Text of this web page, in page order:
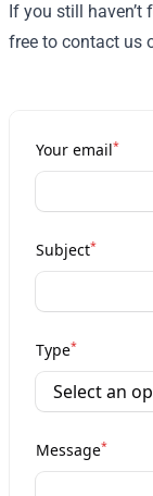
If you still haven’t
free to contact us